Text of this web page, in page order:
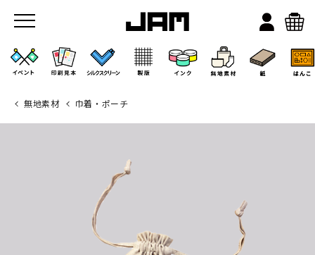
お店/ワークスペース
無地素材 巾着・ポーチ